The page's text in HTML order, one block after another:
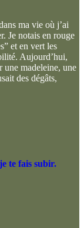
ma vie où j’ai
Je notais en rouge
et en vert les
Aujourd’hui,
une madeleine, une
des dégâts,
te fais subir.